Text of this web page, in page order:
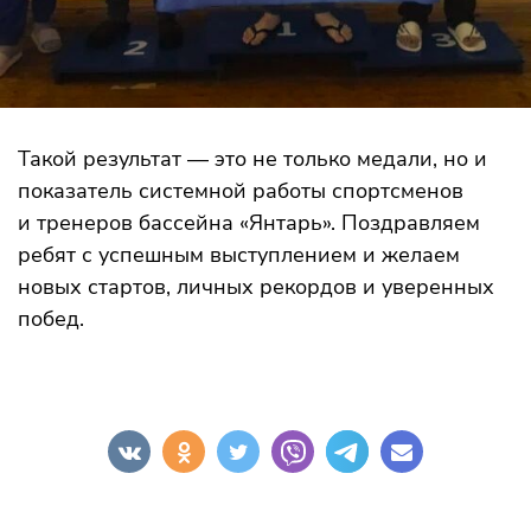
Такой результат — это не только медали, но и
показатель системной работы спортсменов
и тренеров бассейна «Янтарь». Поздравляем
ребят с успешным выступлением и желаем
новых стартов, личных рекордов и уверенных
побед.